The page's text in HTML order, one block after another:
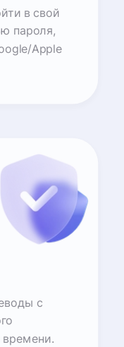
в свой
пароля,
Apple
с
времени.